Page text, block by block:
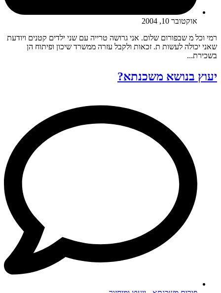
אוקטובר 10, 2004
רמי וכל מ שבפורום שלום. אני גרושה טרייה עם שני ילדים קטנים ויודעת
שאני יכולה לעשות ת. זכאות ולקבל עזרה ממשרד שיכון ופיתוח הן
בשכירת...
יעוץ בנושא משכנתא?